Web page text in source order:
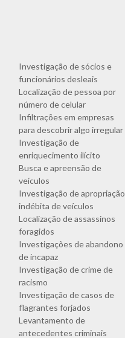
Investigação de sócios e
funcionários desleais
Localização de pessoa por
número de celular
Infiltrações em empresas
para descobrir algo irregular
Investigação de
enriquecimento ilícito
Busca e apreensão de
veículos
Investigação de apropriação
indébita de veículos
Localização de assassinos
foragidos
Investigações de abandono
de incapaz
Investigação de crime de
racismo
Investigação de casos de
flagrantes forjados
Levantamento de
antecedentes criminais